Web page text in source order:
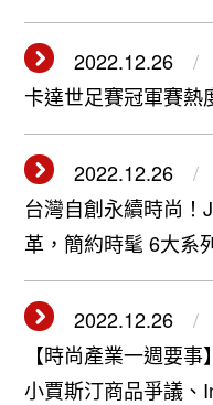
2022.12.26
卡達世足賽冠軍賽熱
2022.12.26
台灣自創永續時尚！
革，簡約時髦 6大系
2022.12.26
【時尚產業一週要
小賈斯汀商品爭議、